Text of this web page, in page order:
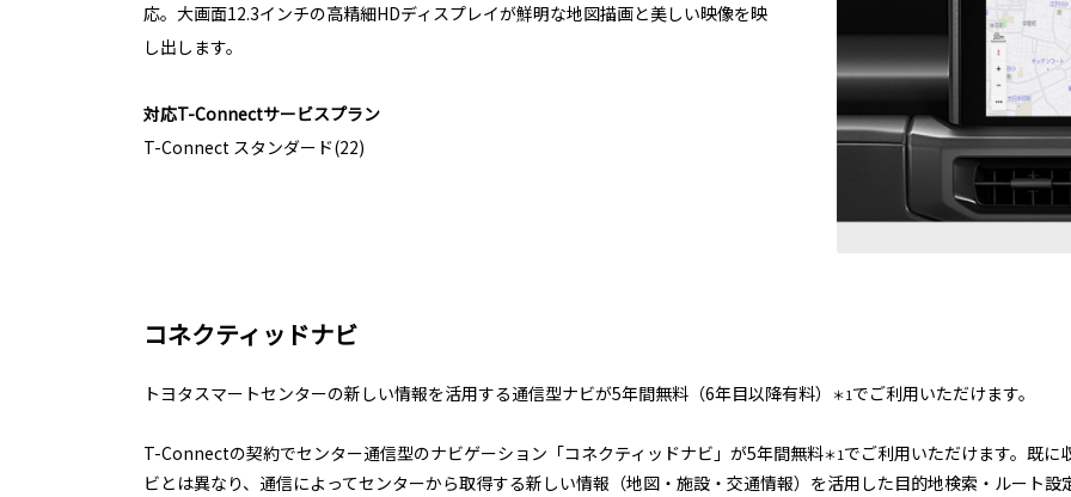
応。大画面12.3インチの高精細HDディスプレイが鮮明な地図描画と美しい映像を映
し出します。
対応T-Connectサービスプラン
T-Connect スタンダード(22)
コネクティッドナビ
トヨタスマートセンターの新しい情報を活用する通信型ナビが5年間無料（6年目以降有料） ＊1でご利用いただけます。
T-Connectの契約でセンター通信型のナビゲーション「コネクティッドナビ」が5年間無料＊1でご利用いただけます。既に
ビとは異なり、通信によってセンターから取得する新しい情報（地図・施設・交通情報）を活用した目的地検索・ルート設